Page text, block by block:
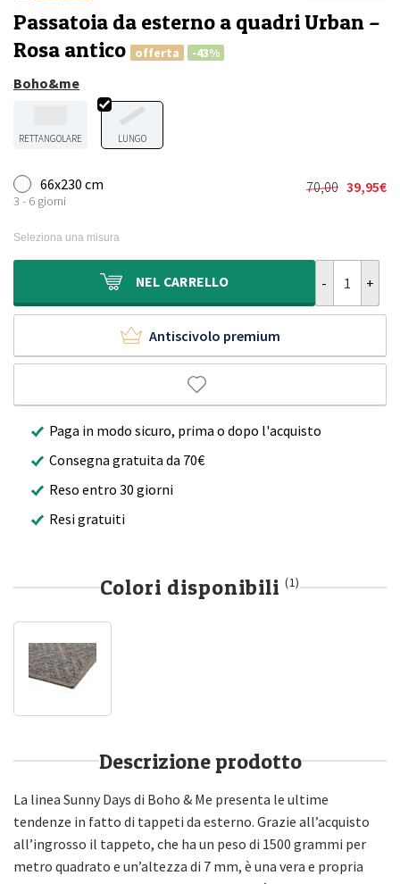
Passatoia da esterno a quadri Urban –
Rosa antico
offerta -43%
Boho&me
RETTANGOLARE LUNGO
66x230 cm
3 - 6 giorni
70,00
Il
70,00€.
39,95€
Il
39,95€.
Seleziona una misura
NEL CARRELLO
Antiscivolo premium
Paga in modo sicuro, prima o dopo l'acquisto
Consegna gratuita da 70€
Reso entro 30 giorni
Resi gratuiti
Colori disponibili (1)
Descrizione prodotto
La linea Sunny Days di Boho & Me presenta le ultime
tendenze in fatto di tappeti da esterno. Grazie all’acquisto
all’ingrosso il tappeto, che ha un peso di 1500 grammi per
metro quadrato e un’altezza di 7 mm, è una vera e propria